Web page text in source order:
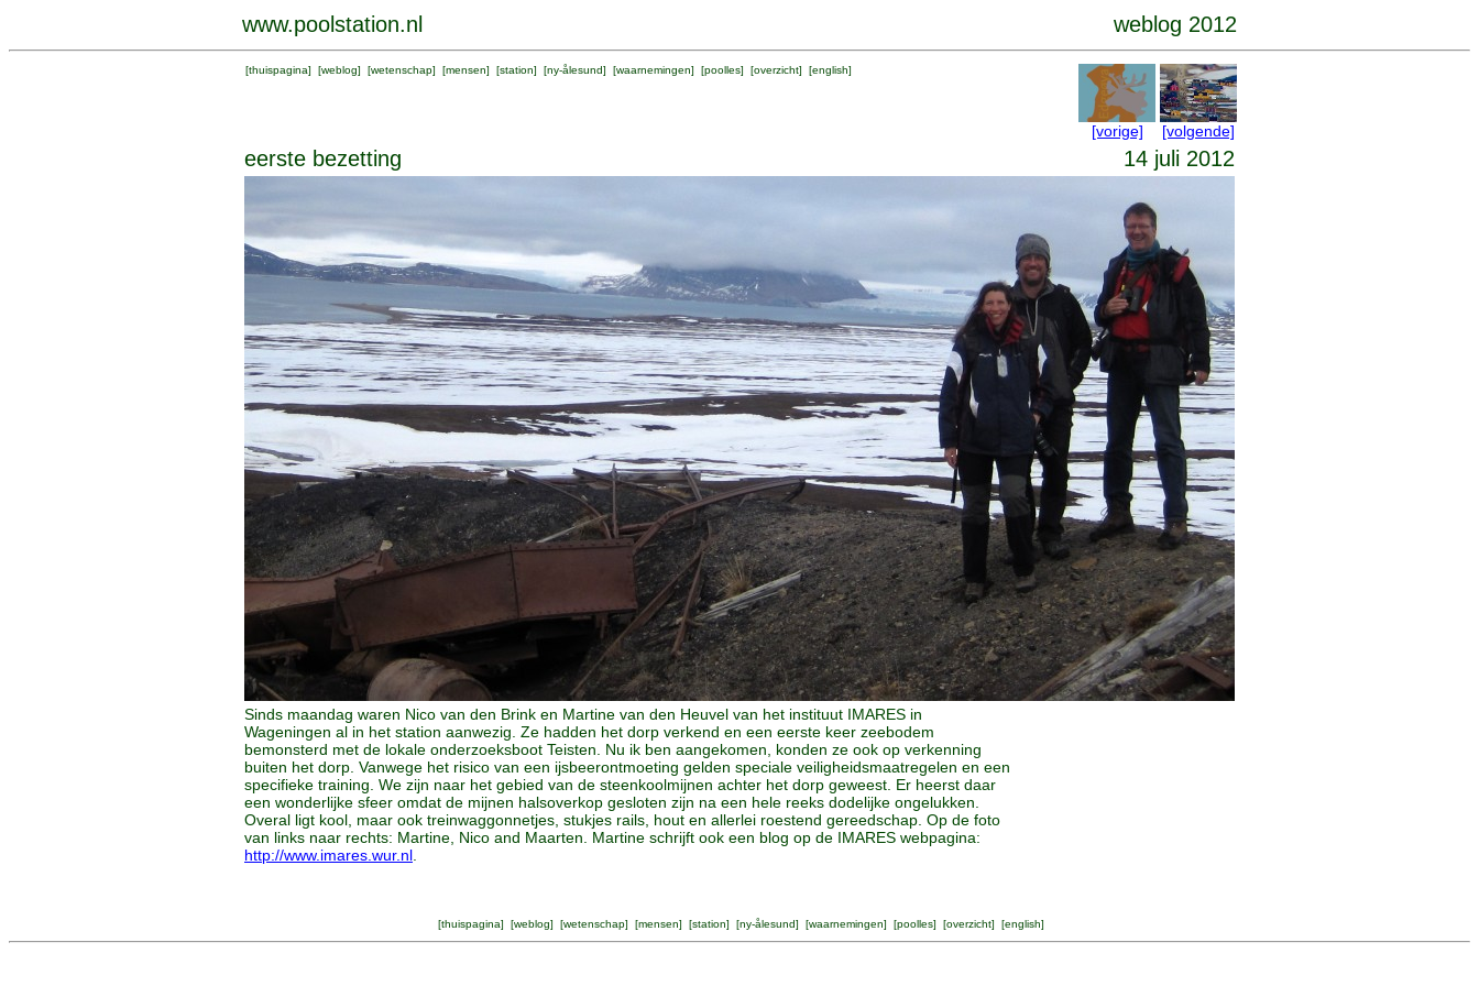
www.poolstation.nl weblog 2012
[thuispagina] [weblog] [wetenschap] [mensen] [station] [ny-ålesund] [waarnemingen] [poolles] [overzicht] [english]
[vorige] [volgende]
eerste bezetting 14 juli 2012
Sinds maandag waren Nico van den Brink en Martine van den Heuvel van het instituut IMARES in
Wageningen al in het station aanwezig. Ze hadden het dorp verkend en een eerste keer zeebodem
bemonsterd met de lokale onderzoeksboot Teisten. Nu ik ben aangekomen, konden ze ook op verkenning
buiten het dorp. Vanwege het risico van een ijsbeerontmoeting gelden speciale veiligheidsmaatregelen en een
specifieke training. We zijn naar het gebied van de steenkoolmijnen achter het dorp geweest. Er heerst daar
een wonderlijke sfeer omdat de mijnen halsoverkop gesloten zijn na een hele reeks dodelijke ongelukken.
Overal ligt kool, maar ook treinwaggonnetjes, stukjes rails, hout en allerlei roestend gereedschap. Op de foto
van links naar rechts: Martine, Nico and Maarten. Martine schrijft ook een blog op de IMARES webpagina:
http://www.imares.wur.nl
[thuispagina] [weblog] [wetenschap] [mensen] [station] [ny-ålesund] [waarnemingen] [poolles] [overzicht] [english]